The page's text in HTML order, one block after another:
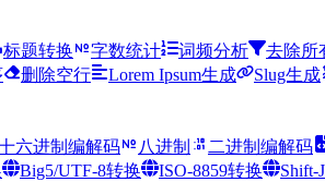
标题转换 字数统计 词频分析 去除所
删除空行 Lorem Ipsum生成 Slug生成
六进制编解码 八进制 二进制编解码
Big5/UTF-8转换 ISO-8859转换 Shift-